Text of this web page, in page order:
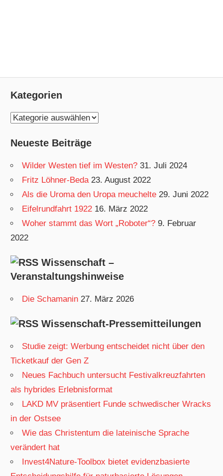
Kategorien
K
t
e
Neueste Beiträge
Wilder Westen tief im Westen? 31. Juli 2024
Fritz Löhner-Beda 23. August 2022
Als die Uroma den Uropa meuchelte 29. Juni 2022
Eifelrundfahrt 1922 16. März 2022
Woher stammt das Wort „Roboter“? 9. Februar
2022
Wissenschaft –
Veranstaltungshinweise
Die Schamanin 27. März 2026
Wissenschaft-Pressemitteilungen
Studie zeigt: Werbung entscheidet nicht über den
Ticketkauf der Gen Z
Neues Fachbuch untersucht Festivalkreuzfahrten
als hybrides Erlebnisformat
LAKD MV präsentiert Funde schwedischer Wracks
in der Ostsee
Wie das Christentum die lateinische Sprache
verändert hat
Invest4Nature-Toolbox bietet evidenzbasierte